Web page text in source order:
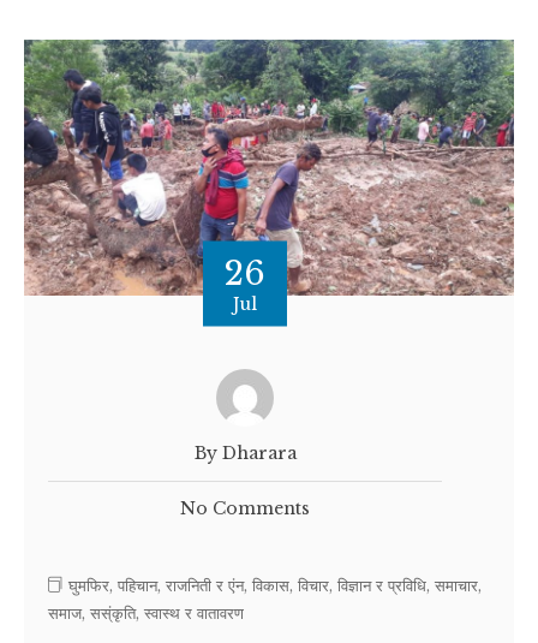
26
Jul
By Dharara
No Comments
घुमफिर, पहिचान, राजनिती र एंन, विकास, विचार, विज्ञान र प्रविधि, समाचार,
समाज, सस्ंकृति, स्वास्थ र वातावरण